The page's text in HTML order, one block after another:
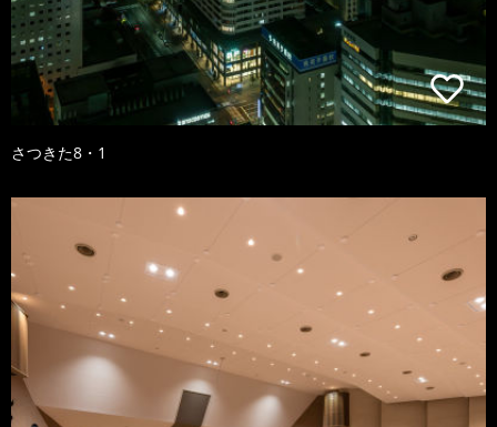
さつきた8・1